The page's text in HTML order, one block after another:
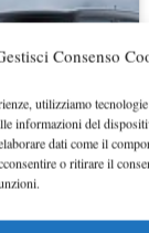
Consenso
utilizziamo
informazioni del
dati come il
o ritirare il
e Paceman in
ALL4